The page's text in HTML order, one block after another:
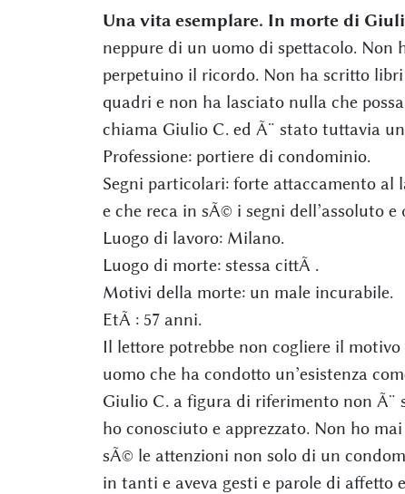
Una vita esemplare. In morte di
neppure di un uomo di spettacolo.
perpetuino il ricordo. Non ha scritto
quadri e non ha lasciato nulla che
chiama Giulio C. ed Ã¨ stato tuttavia
Professione: portiere di condominio.
Segni particolari: forte attaccamento al
e che reca in sÃ© i segni dell’assoluto e
Luogo di lavoro: Milano.
Luogo di morte: stessa cittÃ .
Motivi della morte: un male incurabile.
EtÃ : 57 anni.
Il lettore potrebbe non cogliere il
uomo che ha condotto un’esistenza
Giulio C. a figura di riferimento non Ã¨
ho conosciuto e apprezzato. Non ho
sÃ© le attenzioni non solo di un
in tanti e aveva gesti e parole di